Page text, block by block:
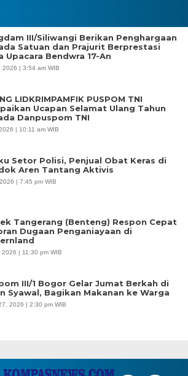
III/Siliwangi Berikan Penghargaan
Satuan dan Prajurit Berprestasi
Upacara Bendwra 17-An
2026 | 3:54 am WIB
LIDKRIMPAMFIK PUSPOM TNI
Ucapan Selamat Ulang Tahun
Danpuspom TNI
| 10:11 am WIB
Setor Polisi, Penjual Obat Keras di
Aren Tantang Aktivis
| 7:45 pm WIB
Tangerang (Benteng) Respon Cepat
Dugaan Penganiayaan di
2026 | 11:30 pm WIB
III/1 Bogor Gelar Jumat Berkah di
Syawal, Bagikan Makanan ke Warga
2026 | 2:30 pm WIB